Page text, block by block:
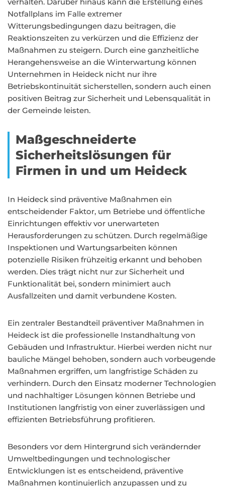
Notfallplans im Falle extremer
Witterungsbedingungen dazu beitragen, die
Reaktionszeiten zu verkürzen und die Effizienz der
Maßnahmen zu steigern. Durch eine ganzheitliche
Herangehensweise an die Winterwartung können
Unternehmen in Heideck nicht nur ihre
Betriebskontinuität sicherstellen, sondern auch einen
positiven Beitrag zur Sicherheit und Lebensqualität in
der Gemeinde leisten.
Maßgeschneiderte
Sicherheitslösungen für
Firmen in und um Heideck
In Heideck sind präventive Maßnahmen ein
entscheidender Faktor, um Betriebe und öffentliche
Einrichtungen effektiv vor unerwarteten
Herausforderungen zu schützen. Durch regelmäßige
Inspektionen und Wartungsarbeiten können
potenzielle Risiken frühzeitig erkannt und behoben
werden. Dies trägt nicht nur zur Sicherheit und
Funktionalität bei, sondern minimiert auch
Ausfallzeiten und damit verbundene Kosten.
Ein zentraler Bestandteil präventiver Maßnahmen in
Heideck ist die professionelle Instandhaltung von
Gebäuden und Infrastruktur. Hierbei werden nicht nur
bauliche Mängel behoben, sondern auch vorbeugende
Maßnahmen ergriffen, um langfristige Schäden zu
verhindern. Durch den Einsatz moderner Technologien
und nachhaltiger Lösungen können Betriebe und
Institutionen langfristig von einer zuverlässigen und
effizienten Betriebsführung profitieren.
Besonders vor dem Hintergrund sich verändernder
Umweltbedingungen und technologischer
Entwicklungen ist es entscheidend, präventive
Maßnahmen kontinuierlich anzupassen und zu